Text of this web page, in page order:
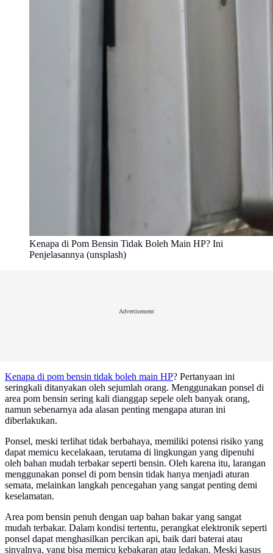
Kenapa di Pom Bensin Tidak Boleh Main HP? Ini
Penjelasannya (unsplash)
Advertisement
Kenapa di pom bensin tidak boleh main HP? Pertanyaan ini
seringkali ditanyakan oleh sejumlah orang. Menggunakan ponsel di
area pom bensin sering kali dianggap sepele oleh banyak orang,
namun sebenarnya ada alasan penting mengapa aturan ini
diberlakukan.
Ponsel, meski terlihat tidak berbahaya, memiliki potensi risiko yang
dapat memicu kecelakaan, terutama di lingkungan yang dipenuhi
oleh bahan mudah terbakar seperti bensin. Oleh karena itu, larangan
menggunakan ponsel di pom bensin tidak hanya menjadi aturan
semata, melainkan langkah pencegahan yang sangat penting demi
keselamatan.
Area pom bensin penuh dengan uap bahan bakar yang sangat
mudah terbakar. Dalam kondisi tertentu, perangkat elektronik seperti
ponsel dapat menghasilkan percikan api, baik dari baterai atau
sinyalnya, yang bisa memicu kebakaran atau ledakan. Meski kasus